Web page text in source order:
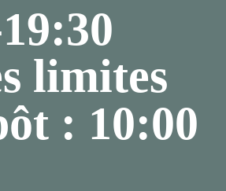
limites
: 10:00